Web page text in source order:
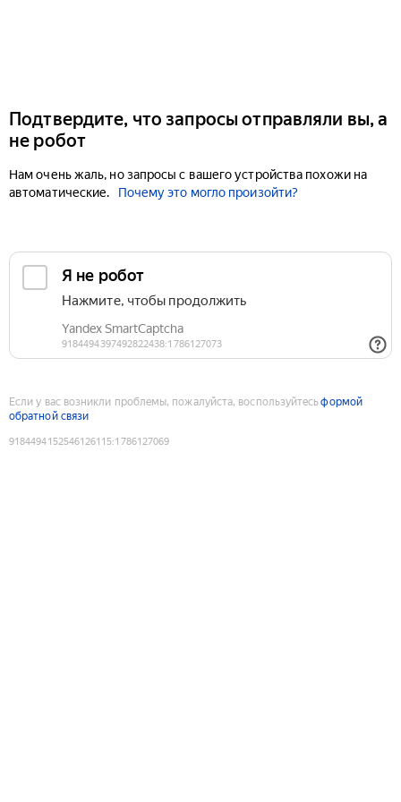
Подтвердите, что запросы отправляли вы, а
не робот
Нам очень жаль, но запросы с вашего устройства похожи на
автоматические.
Почему это могло произойти?
Если у вас возникли проблемы, пожалуйста, воспользуйтесьформой
обратной связи
9184494152546126115:1786127069